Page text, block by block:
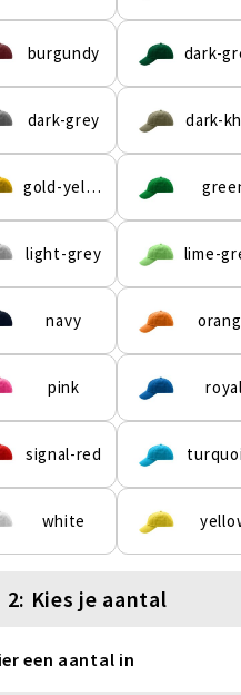
burgundy
dark-grey dark-
gold-yellow
light-grey
navy
pink royal
signal-red
white
2: Kies je aantal
een aantal in